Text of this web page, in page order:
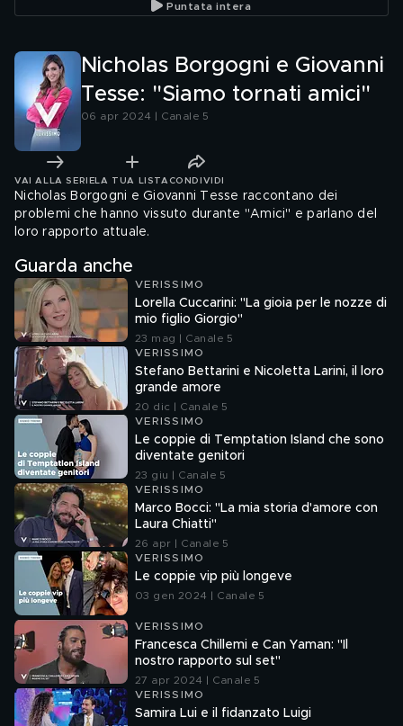
Puntata intera
Nicholas Borgogni e Giovanni
Tesse: "Siamo tornati amici"
06 apr 2024 | Canale 5
VAI ALLA SERIE LA TUA LISTA CONDIVIDI
Nicholas Borgogni e Giovanni Tesse raccontano dei
problemi che hanno vissuto durante "Amici" e parlano del
loro rapporto attuale.
Guarda anche
VERISSIMO
Lorella Cuccarini: "La gioia per le nozze di
mio figlio Giorgio"
23 mag | Canale 5
VERISSIMO
Stefano Bettarini e Nicoletta Larini, il loro
grande amore
20 dic | Canale 5
VERISSIMO
Le coppie di Temptation Island che sono
diventate genitori
23 giu | Canale 5
VERISSIMO
Marco Bocci: "La mia storia d'amore con
Laura Chiatti"
26 apr | Canale 5
VERISSIMO
Le coppie vip più longeve
03 gen 2024 | Canale 5
VERISSIMO
Francesca Chillemi e Can Yaman: "Il
nostro rapporto sul set"
27 apr 2024 | Canale 5
VERISSIMO
Samira Lui e il fidanzato Luigi